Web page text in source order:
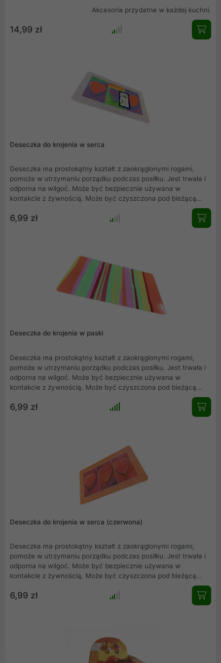
Akcesoria przydatne w każdej kuchni.
14,99 zł
Deseczka do krojenia w serca
Deseczka ma prostokątny kształt z zaokrąglonymi rogami,
pomoże w utrzymaniu porządku podczas posiłku. Jest trwała i
odporna na wilgoć. Może być bezpiecznie używana w
kontakcie z żywnością. Może być czyszczona pod bieżącą
stylowa i ma ciekawe wzornictwo.
6,99 zł
Deseczka do krojenia w paski
Deseczka ma prostokątny kształt z zaokrąglonymi rogami,
pomoże w utrzymaniu porządku podczas posiłku. Jest trwała i
odporna na wilgoć. Może być bezpiecznie używana w
kontakcie z żywnością. Może być czyszczona pod bieżącą
stylowa i ma ciekawe wzornictwo.
6,99 zł
Deseczka do krojenia w serca (czerwona)
Deseczka ma prostokątny kształt z zaokrąglonymi rogami,
pomoże w utrzymaniu porządku podczas posiłku. Jest trwała i
odporna na wilgoć. Może być bezpiecznie używana w
kontakcie z żywnością. Może być czyszczona pod bieżącą
stylowa i ma ciekawe wzornictwo.
6,99 zł